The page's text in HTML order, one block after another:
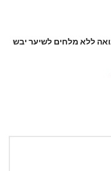
לכתוב סקירה “שמפו 911 קינואה ללא מלחים לשיער יבש